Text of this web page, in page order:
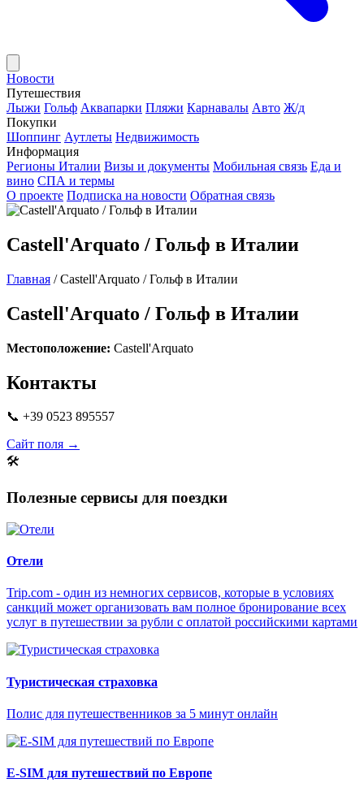
Новости
Путешествия
Лыжи Гольф Аквапарки Пляжи Карнавалы Авто Ж/д
Покупки
Шоппинг Аутлеты Недвижимость
Информация
Регионы Италии Визы и документы Мобильная связь Еда и
вино СПА и термы
О проекте Подписка на новости Обратная связь
Castell'Arquato / Гольф в Италии
Главная / Castell'Arquato / Гольф в Италии
Castell'Arquato / Гольф в Италии
Местоположение: Castell'Arquato
Контакты
📞 +39 0523 895557
Сайт поля →
🛠
Полезные сервисы для поездки
Отели
Trip.com - один из немногих сервисов, которые в условиях
санкций может организовать вам полное бронирование всех
услуг в путешествии за рубли с оплатой российскими картами
Туристическая страховка
Полис для путешественников за 5 минут онлайн
E-SIM для путешествий по Европе